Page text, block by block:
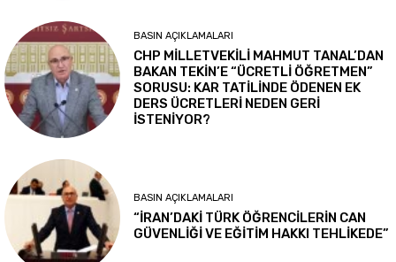
BASIN AÇIKLAMALARI
CHP MİLLETVEKİLİ MAHMUT TANAL’DAN
BAKAN TEKİN’E “ÜCRETLİ ÖĞRETMEN”
SORUSU: KAR TATİLİNDE ÖDENEN EK
DERS ÜCRETLERİ NEDEN GERİ
İSTENİYOR?
BASIN AÇIKLAMALARI
“İRAN’DAKİ TÜRK ÖĞRENCİLERİN CAN
GÜVENLİĞİ VE EĞİTİM HAKKI TEHLİKEDE”